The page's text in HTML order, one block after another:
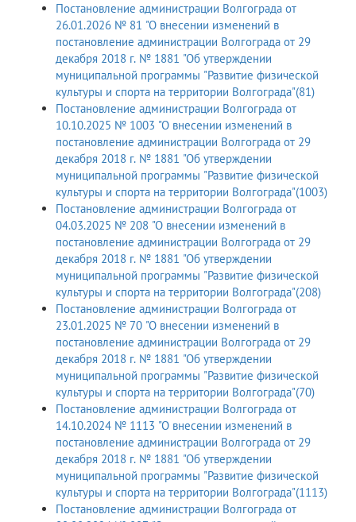
Постановление администрации Волгограда от
26.01.2026 № 81 "О внесении изменений в
постановление администрации Волгограда от 29
декабря 2018 г. № 1881 "Об утверждении
муниципальной программы "Развитие физической
культуры и спорта на территории Волгограда"(81)
Постановление администрации Волгограда от
10.10.2025 № 1003 "О внесении изменений в
постановление администрации Волгограда от 29
декабря 2018 г. № 1881 "Об утверждении
муниципальной программы "Развитие физической
культуры и спорта на территории Волгограда"(1003)
Постановление администрации Волгограда от
04.03.2025 № 208 "О внесении изменений в
постановление администрации Волгограда от 29
декабря 2018 г. № 1881 "Об утверждении
муниципальной программы "Развитие физической
культуры и спорта на территории Волгограда"(208)
Постановление администрации Волгограда от
23.01.2025 № 70 "О внесении изменений в
постановление администрации Волгограда от 29
декабря 2018 г. № 1881 "Об утверждении
муниципальной программы "Развитие физической
культуры и спорта на территории Волгограда"(70)
Постановление администрации Волгограда от
14.10.2024 № 1113 "О внесении изменений в
постановление администрации Волгограда от 29
декабря 2018 г. № 1881 "Об утверждении
муниципальной программы "Развитие физической
культуры и спорта на территории Волгограда"(1113)
Постановление администрации Волгограда от